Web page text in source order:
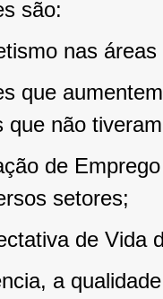
são:
nas
que
que não
de
setores;
de Vida
a